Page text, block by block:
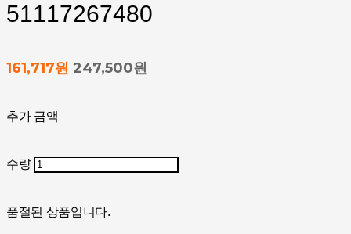
51117267480
161,717원 247,500원
추가 금액
수량
품절된 상품입니다.